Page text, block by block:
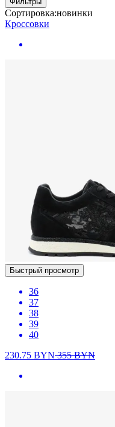
Сортировка:новинки
Кроссовки
Быстрый просмотр
36
37
38
39
40
230.75 BYN355BYN